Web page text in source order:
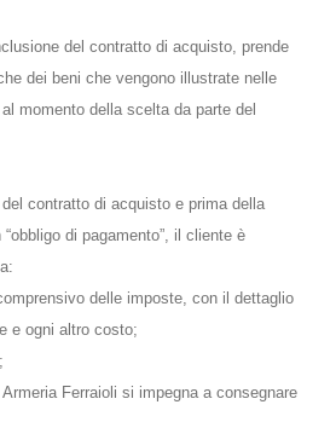
del contratto di acquisto, prende
dei beni che vengono illustrate nelle
momento della scelta da parte del
contratto di acquisto e prima della
di pagamento”, il cliente è
delle imposte, con il dettaglio
e ogni altro costo;
Ferraioli si impegna a consegnare